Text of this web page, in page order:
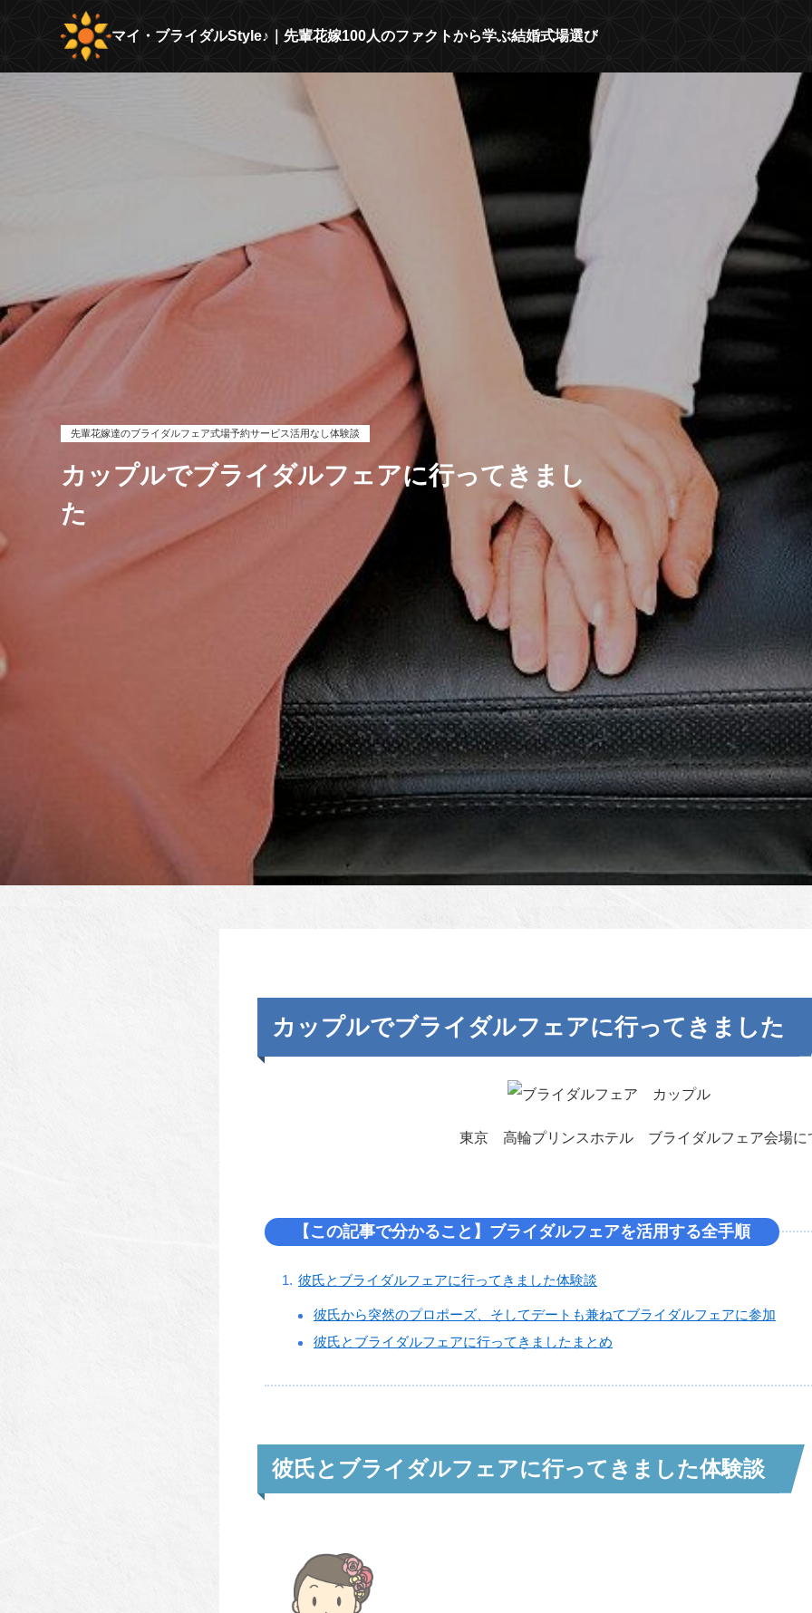
マイ・ブライダルStyle♪｜先輩花嫁100人のファクトから学ぶ結婚式場選び
カップルでブライダルフェアに行ってきまし
た
先輩花嫁達のブライダルフェア式場予約サービス活用なし体験談
カップルでブライダルフェアに行ってきました
東京 高輪プリンスホテル ブライダルフェア会場
【この記事で分かること】ブライダルフェアを活用する全手順
彼氏とブライダルフェアに行ってきました体験談
彼氏から突然のプロポーズ、そしてデートも兼ねてブライダルフェアに参加
彼氏とブライダルフェアに行ってきましたまとめ
彼氏とブライダルフェアに行ってきました体験談